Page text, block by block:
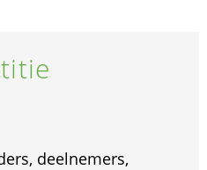
deelnemers,